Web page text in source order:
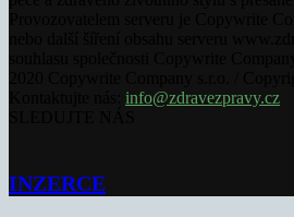
info@zdravezpravy.cz
INZERCE